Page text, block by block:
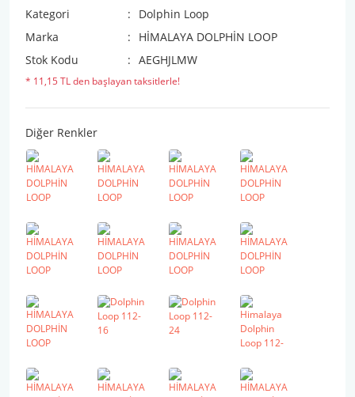
Kategori
Dolphin Loop
Marka
HİMALAYA DOLPHİN LOOP
Stok Kodu
AEGHJLMW
* 11,15 TL den başlayan taksitlerle!
Diğer Renkler